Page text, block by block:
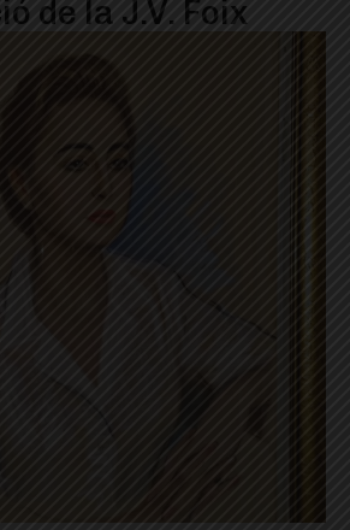
de la J.V. Foix